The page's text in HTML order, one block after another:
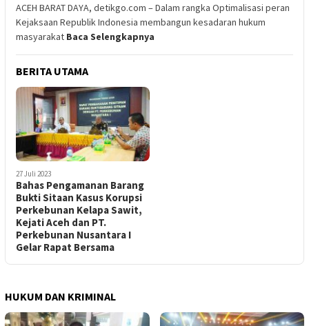
ACEH BARAT DAYA, detikgo.com – Dalam rangka Optimalisasi peran
Kejaksaan Republik Indonesia membangun kesadaran hukum
masyarakat Baca Selengkapnya
BERITA UTAMA
27 Juli 2023
Bahas Pengamanan Barang
Bukti Sitaan Kasus Korupsi
Perkebunan Kelapa Sawit,
Kejati Aceh dan PT.
Perkebunan Nusantara I
Gelar Rapat Bersama
HUKUM DAN KRIMINAL